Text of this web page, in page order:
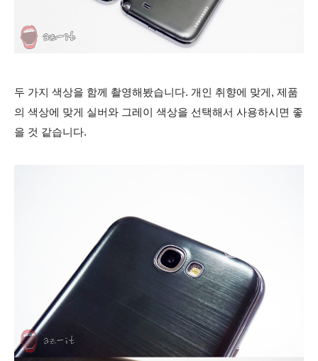
두 가지 색상을 함께 촬영해봤습니다. 개인 취향에 맞게, 제품
의 색상에 맞게 실버와 그레이 색상을 선택해서 사용하시면 좋
을 것 같습니다.